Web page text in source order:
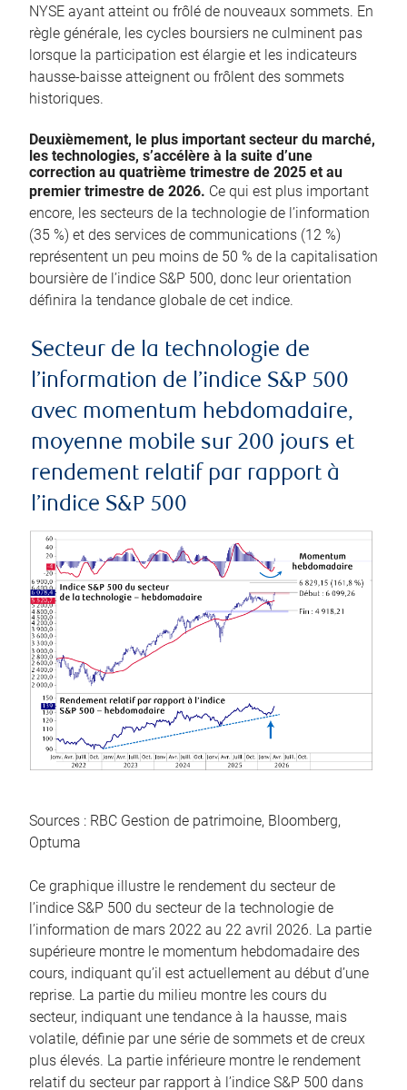
NYSE ayant atteint ou frôlé de nouveaux sommets. En
règle générale, les cycles boursiers ne culminent pas
lorsque la participation est élargie et les indicateurs
hausse-baisse atteignent ou frôlent des sommets
historiques.
Deuxièmement, le plus important secteur du marché,
les technologies, s’accélère à la suite d’une
correction au quatrième trimestre de 2025 et au
premier trimestre de 2026. Ce qui est plus important
encore, les secteurs de la technologie de l’information
(35 %) et des services de communications (12 %)
représentent un peu moins de 50 % de la capitalisation
boursière de l’indice S&P 500, donc leur orientation
définira la tendance globale de cet indice.
Secteur de la technologie de
l’information de l’indice S&P 500
avec momentum hebdomadaire,
moyenne mobile sur 200 jours et
rendement relatif par rapport à
l’indice S&P 500
Sources : RBC Gestion de patrimoine, Bloomberg,
Optuma
Ce graphique illustre le rendement du secteur de
l’indice S&P 500 du secteur de la technologie de
l’information de mars 2022 au 22 avril 2026. La partie
supérieure montre le momentum hebdomadaire des
cours, indiquant qu’il est actuellement au début d’une
reprise. La partie du milieu montre les cours du
secteur, indiquant une tendance à la hausse, mais
volatile, définie par une série de sommets et de creux
plus élevés. La partie inférieure montre le rendement
relatif du secteur par rapport à l’indice S&P 500 dans